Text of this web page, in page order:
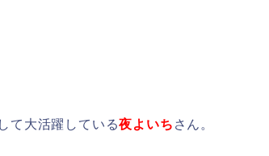
て大活躍している夜よいち さん。